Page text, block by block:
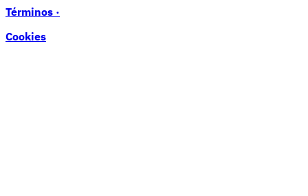
Términos ·
Cookies